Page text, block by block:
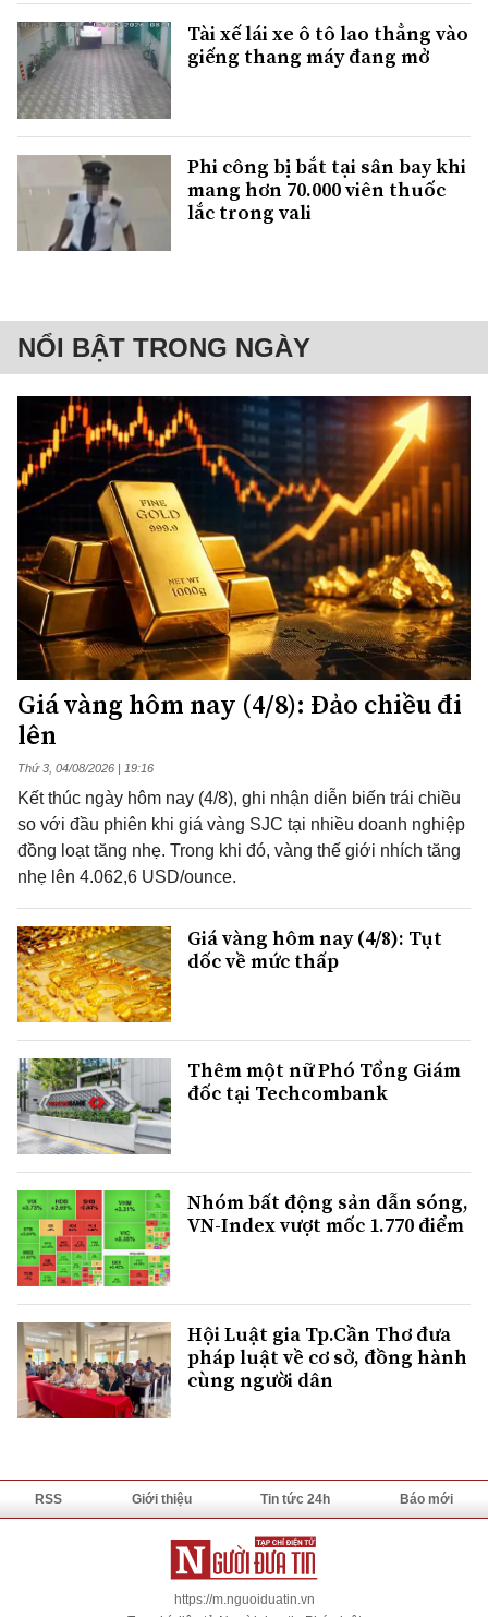
Tài xế lái xe ô tô lao thẳng vào
giếng thang máy đang mở
Phi công bị bắt tại sân bay khi
mang hơn 70.000 viên thuốc
lắc trong vali
NỔI BẬT TRONG NGÀY
Giá vàng hôm nay (4/8): Đảo chiều đi
lên
Thứ 3, 04/08/2026 | 19:16
Kết thúc ngày hôm nay (4/8), ghi nhận diễn biến trái chiều
so với đầu phiên khi giá vàng SJC tại nhiều doanh nghiệp
đồng loạt tăng nhẹ. Trong khi đó, vàng thế giới nhích tăng
nhẹ lên 4.062,6 USD/ounce.
Giá vàng hôm nay (4/8): Tụt
dốc về mức thấp
Thêm một nữ Phó Tổng Giám
đốc tại Techcombank
Nhóm bất động sản dẫn sóng,
VN-Index vượt mốc 1.770 điểm
Hội Luật gia Tp.Cần Thơ đưa
pháp luật về cơ sở, đồng hành
cùng người dân
RSS Giới thiệu Tin tức 24h Báo mới
https://m.nguoiduatin.vn